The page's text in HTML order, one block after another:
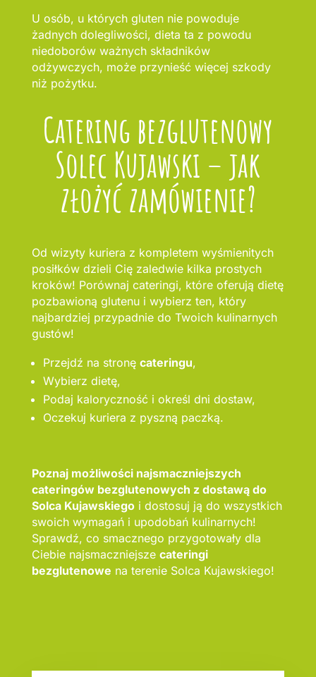
U osób, u których gluten nie powoduje
żadnych dolegliwości, dieta ta z powodu
niedoborów ważnych składników
odżywczych, może przynieść więcej szkody
niż pożytku.
Catering bezglutenowy
Solec Kujawski – jak
złożyć zamówienie?
Od wizyty kuriera z kompletem wyśmienitych
posiłków dzieli Cię zaledwie kilka prostych
kroków! Porównaj cateringi, które oferują dietę
pozbawioną glutenu i wybierz ten, który
najbardziej przypadnie do Twoich kulinarnych
gustów!
Przejdź na stronę cateringu,
Wybierz dietę,
Podaj kaloryczność i określ dni dostaw,
Oczekuj kuriera z pyszną paczką.
Poznaj możliwości najsmaczniejszych
cateringów bezglutenowych z dostawą do
Solca Kujawskiegoi dostosuj ją do wszystkich
swoich wymagań i upodobań kulinarnych!
Sprawdź, co smacznego przygotowały dla
Ciebie najsmaczniejsze cateringi
bezglutenowe na terenie Solca Kujawskiego!